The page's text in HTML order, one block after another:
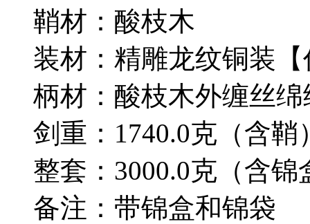
鞘材：酸枝木
装材：精雕龙纹铜装
柄材：酸枝木外缠丝
剑重：1740.0克（含鞘
整套：3000.0克（含锦
备注：带锦盒和锦袋